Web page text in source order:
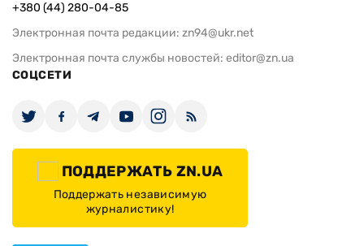
+380 (44) 280-04-85
Электронная почта редакции: zn94@ukr.net
Электронная почта службы новостей: editor@zn.ua
СОЦСЕТИ
ПОДДЕРЖАТЬ ZN.UA
Поддержать независимую
журналистику!